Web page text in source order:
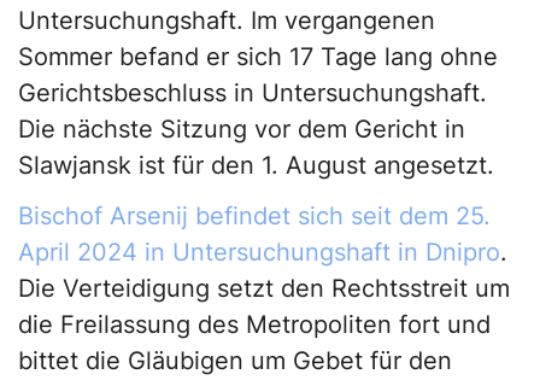
Untersuchungshaft. Im vergangenen
Sommer befand er sich 17 Tage lang ohne
Gerichtsbeschluss in Untersuchungshaft.
Die nächste Sitzung vor dem Gericht in
Slawjansk ist für den 1. August angesetzt.
Bischof Arsenij befindet sich seit dem 25.
April 2024 in Untersuchungshaft in Dnipro.
Die Verteidigung setzt den Rechtsstreit um
die Freilassung des Metropoliten fort und
bittet die Gläubigen um Gebet für den